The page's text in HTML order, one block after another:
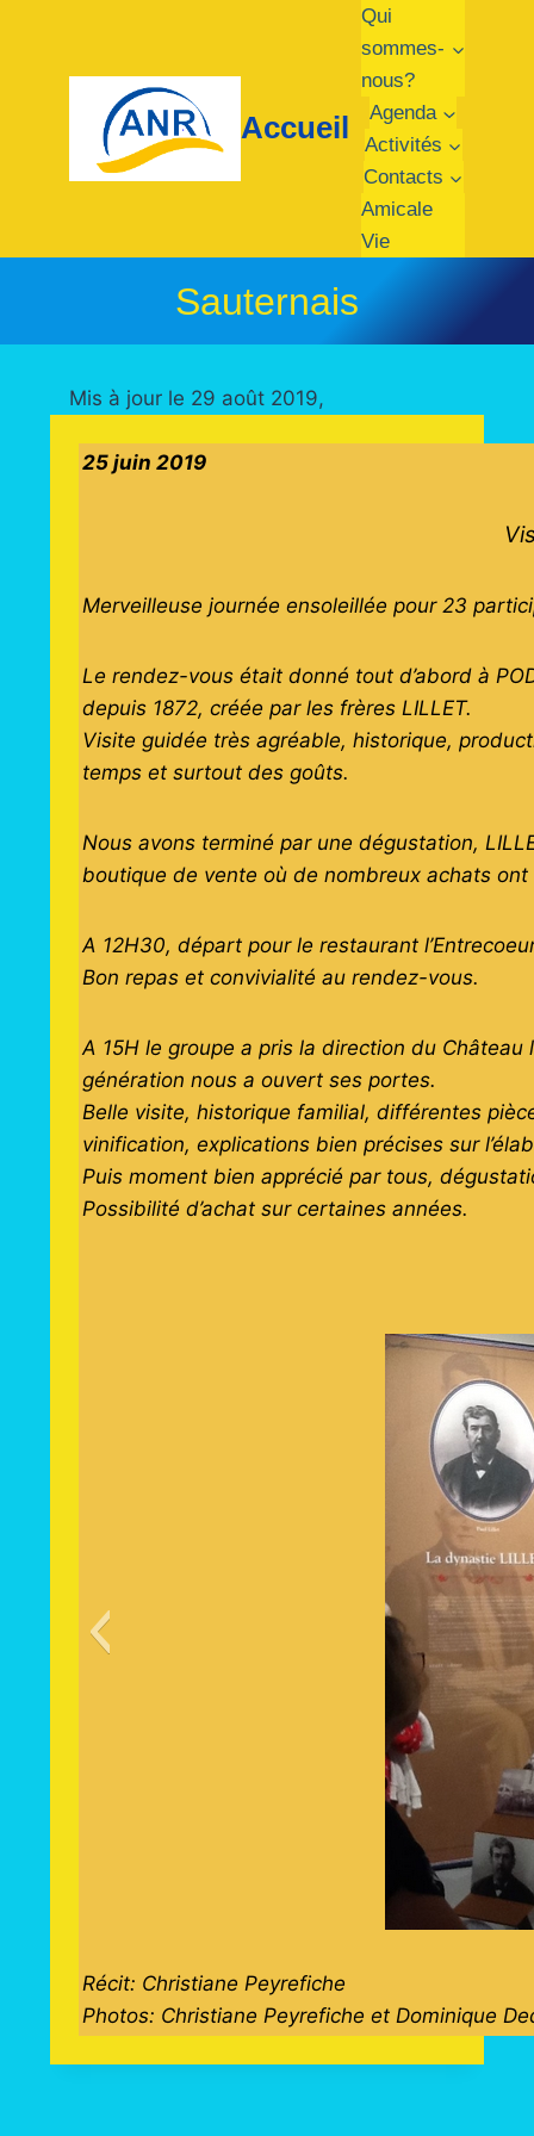
contenu
Accueil
Qui
sommes-
nous?
Agenda
Activités
Contacts
Amicale
Vie
Sauternais
Mis à jour le 29 août 2019,
25 juin 2019
Merveilleuse journée ensoleillée pour 23
Le rendez-vous était donné tout d’abord à
depuis 1872, créée par les frères LILLET.
Visite guidée très agréable, historique,
temps et surtout des goûts.
Nous avons terminé par une dégustation,
boutique de vente où de nombreux achats
A 12H30, départ pour le restaurant
Bon repas et convivialité au rendez-vous.
A 15H le groupe a pris la direction du
génération nous a ouvert ses portes.
Belle visite, historique familial, différentes
vinification, explications bien précises sur
Puis moment bien apprécié par tous,
Possibilité d’achat sur certaines années.
Récit: Christiane Peyrefiche
Photos: Christiane Peyrefiche et Dominique